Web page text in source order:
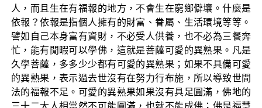
人，而且生在有福報的地方，不會生在窮鄉僻壤。什麼是
依報？依報是指個人擁有的財富、眷屬、生活環境等等。
譬如自己本身富有資財，不必受人供養，也不必為三餐奔
忙，能有閒暇可以學佛，這就是菩薩可愛的異熟果。凡是
久學菩薩，多多少少都有可愛的異熟果；如果不具備可愛
的異熟果，表示過去世沒有在努力行布施，所以導致世間
法的福報不足。可愛的異熟果如果沒有具足圓滿，佛地的
三十二大人相當然不可能圓滿，也就不能成佛；佛是福慧